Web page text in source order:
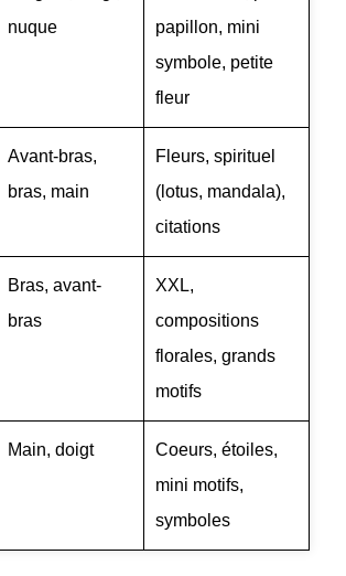
nuque
papillon, mini
symbole, petite
fleur
Avant-bras,
bras, main
Fleurs, spirituel
(lotus, mandala),
citations
Bras, avant-
bras
XXL,
compositions
florales, grands
motifs
Main, doigt
Coeurs, étoiles,
mini motifs,
symboles